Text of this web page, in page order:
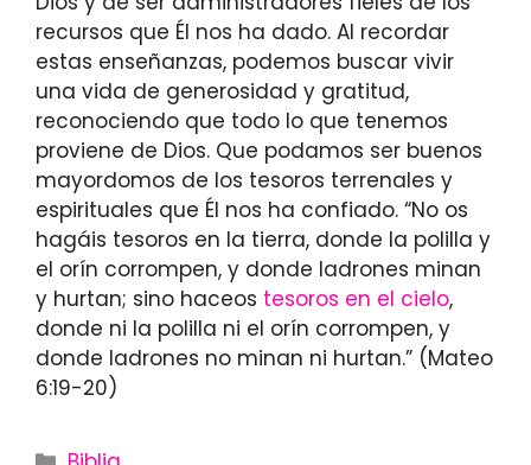
recursos que Él nos ha dado. Al recordar
estas enseñanzas, podemos buscar vivir
una vida de generosidad y gratitud,
reconociendo que todo lo que tenemos
proviene de Dios. Que podamos ser buenos
mayordomos de los tesoros terrenales y
espirituales que Él nos ha confiado. “No os
hagáis tesoros en la tierra, donde la polilla y
el orín corrompen, y donde ladrones minan
y hurtan; sino haceos tesoros en el cielo,
donde ni la polilla ni el orín corrompen, y
donde ladrones no minan ni hurtan.” (Mateo
6:19-20)
Categories